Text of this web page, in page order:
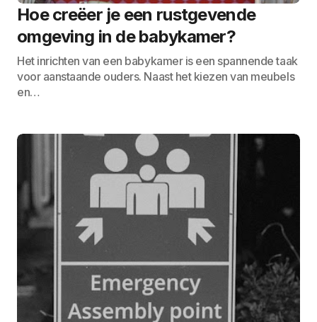
Hoe creëer je een rustgevende
omgeving in de babykamer?
Het inrichten van een babykamer is een spannende taak
voor aanstaande ouders. Naast het kiezen van meubels
en…